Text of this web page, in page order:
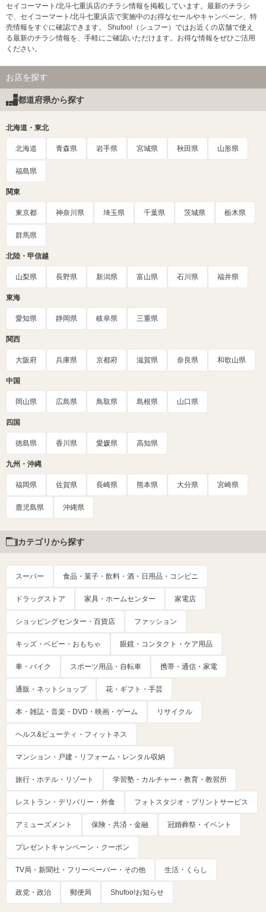
セイコーマート/北斗七重浜店のチラシ情報を掲載しています。最新のチラシ
で、セイコーマート/北斗七重浜店で実施中のお得なセールやキャンペーン、特
売情報をすぐに確認できます。 Shufoo!（シュフー）ではお近くの店舗で使え
る最新のチラシ情報を、手軽にご確認いただけます。お得な情報をぜひご活用
ください。
お店を探す
都道府県から探す
北海道・東北
北海道 青森県 岩手県 宮城県 秋田県 山形県
福島県
関東
東京都 神奈川県 埼玉県 千葉県 茨城県 栃木県
群馬県
北陸・甲信越
山梨県 長野県 新潟県 富山県 石川県 福井県
東海
愛知県 静岡県 岐阜県 三重県
関西
大阪府 兵庫県 京都府 滋賀県 奈良県 和歌山県
中国
岡山県 広島県 鳥取県 島根県 山口県
四国
徳島県 香川県 愛媛県 高知県
九州・沖縄
福岡県 佐賀県 長崎県 熊本県 大分県 宮崎県
鹿児島県 沖縄県
カテゴリから探す
スーパー 食品・菓子・飲料・酒・日用品・コンビニ
ドラッグストア 家具・ホームセンター 家電店
ショッピングセンター・百貨店 ファッション
キッズ・ベビー・おもちゃ 眼鏡・コンタクト・ケア用品
車・バイク スポーツ用品・自転車 携帯・通信・家電
通販・ネットショップ 花・ギフト・手芸
本・雑誌・音楽・DVD・映画・ゲーム リサイクル
ヘルス&ビューティ・フィットネス
マンション・戸建・リフォーム・レンタル収納
旅行・ホテル・リゾート 学習塾・カルチャー・教育・教習所
レストラン・デリバリー・外食 フォトスタジオ・プリントサービス
アミューズメント 保険・共済・金融 冠婚葬祭・イベント
プレゼントキャンペーン・クーポン
TV局・新聞社・フリーペーパー・その他 生活・くらし
政党・政治 郵便局 Shufoo!お知らせ